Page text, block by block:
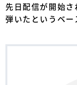
先日配信が開始
弾いたというベ